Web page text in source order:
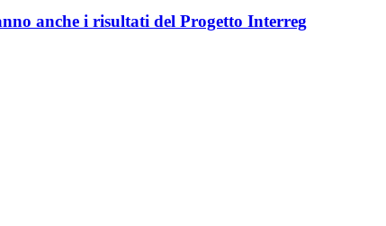
anche i risultati del Progetto Interreg